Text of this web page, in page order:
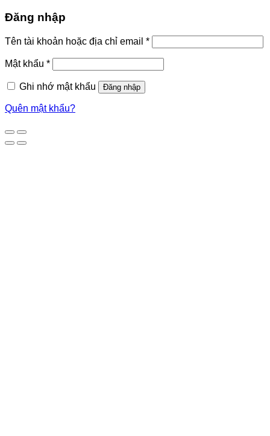
Đăng nhập
Tên tài khoản hoặc địa chỉ email *
Mật khẩu *
Ghi nhớ mật khẩu Đăng nhập
Quên mật khẩu?